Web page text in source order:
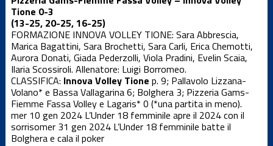
Tione 0-3
(13-25, 20-25, 16-25)
FORMAZIONE INNOVA VOLLEY TIONE: Sara Abbrescia,
Marica Bagattini, Sara Brochetti, Sara Carli, Erica Chemotti,
Aurora Donati, Giada Pederzolli, Viola Pradini, Evelin Scaia,
Ilaria Scossiroli. Allenatore: Luigi Borromeo.
CLASSIFICA: Innova Volley Tione p. 9; Pallavolo Lizzana-
Volano* e Bassa Vallagarina 6; Bolghera 3; Pizzeria Gams-
Fiemme Fassa Volley e Lagaris* 0 (*una partita in meno).
mer 10 gen 2024 L’Under 18 femminile apre il 2024 con il
sorrisomer 31 gen 2024 L’Under 18 femminile batte il
Bolghera e cala il poker
Serie D
maschile
Settore
giovanile
Under 12 F